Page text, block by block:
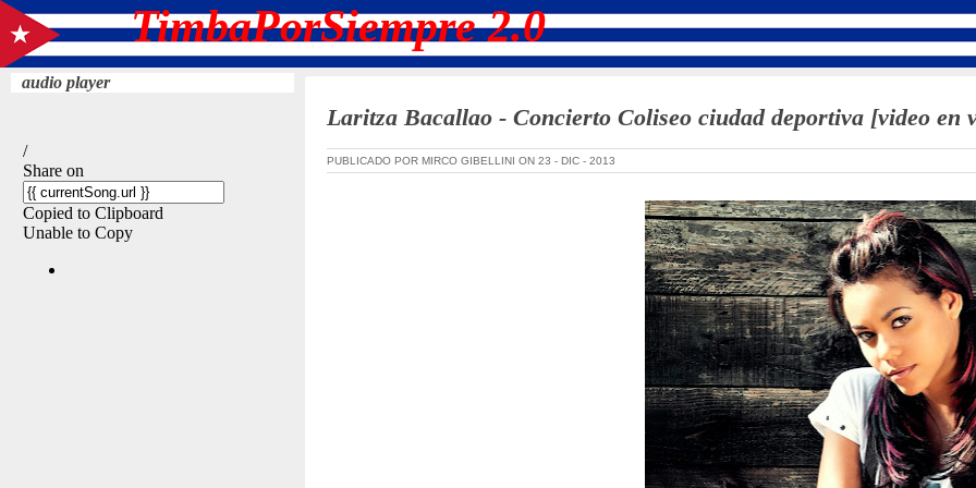
TimbaPorSiempre 2.0
audio player
Laritza Bacallao - Concierto Coliseo ciudad deportiva [video en
PUBLICADO POR MIRCO GIBELLINI ON 23 - DIC - 2013